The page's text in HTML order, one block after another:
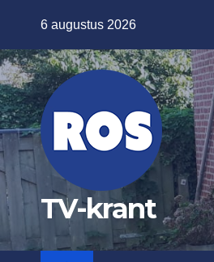
de
inhoud
6 augustus 2026
TV-krant